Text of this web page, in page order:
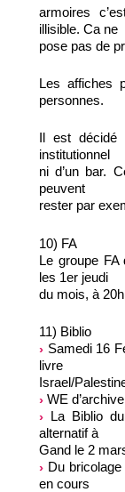
armoires
illisible. Ca ne
pose pas de
Les affiches
personnes.
Il est
institutionnel
ni d’un bar.
peuvent
rester par
10) FA
Le groupe
les 1er jeudi
du mois, à
11) Biblio
Samedi 16
livre
Israel/
WE
La Biblio
alternatif à
Gand le 2
Du
en cours